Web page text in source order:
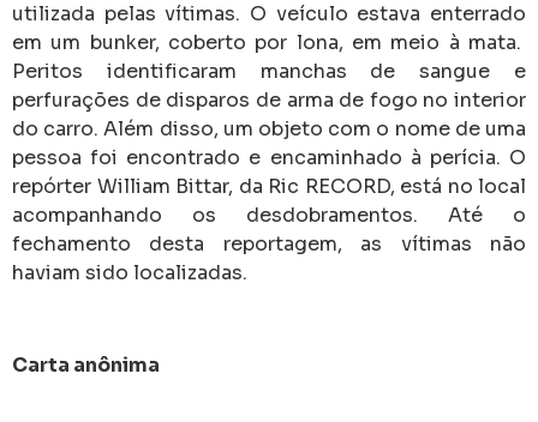
utilizada pelas vítimas. O veículo estava enterrado
em um bunker, coberto por lona, em meio à mata.
Peritos identificaram manchas de sangue e
perfurações de disparos de arma de fogo no interior
do carro. Além disso, um objeto com o nome de uma
pessoa foi encontrado e encaminhado à perícia. O
repórter William Bittar, da Ric RECORD, está no local
acompanhando os desdobramentos. Até o
fechamento desta reportagem, as vítimas não
haviam sido localizadas.
Carta anônima